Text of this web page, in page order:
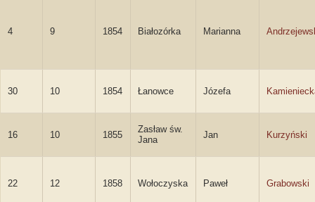
4 9 1854 Białozórka Marianna
30 10 1854 Łanowce Józefa
16 10 1855
Zasław św.
Jana
Jan Kurzyński
22 12 1858 Wołoczyska Paweł Grabowski